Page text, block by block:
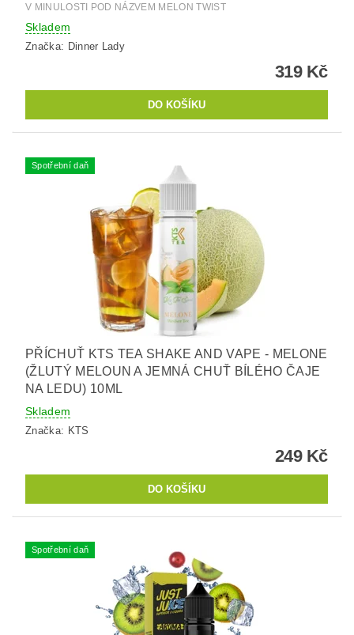
V MINULOSTI POD NÁZVEM MELON TWIST
Skladem
Značka: Dinner Lady
319 Kč
Spotřební daň
PŘÍCHUŤ KTS TEA SHAKE AND VAPE - MELONE
(ŽLUTÝ MELOUN A JEMNÁ CHUŤ BÍLÉHO ČAJE
NA LEDU) 10ML
Skladem
Značka: KTS
249 Kč
Spotřební daň